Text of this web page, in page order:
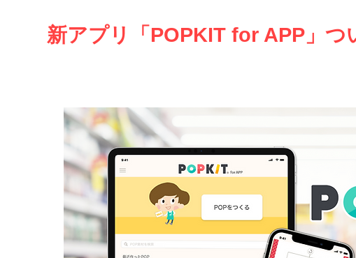
新アプリ「POPKIT for APP」つ